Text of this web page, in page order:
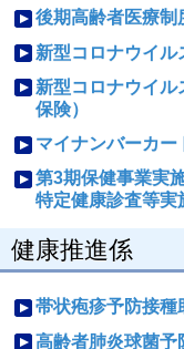
後期高齢者医療制
新型コロナウイル
新型コロナウイ
保険）
マイナンバーカー
第3期保健事業実
特定健康診査等実
健康推進係
帯状疱疹予防接種
高齢者肺炎球菌予